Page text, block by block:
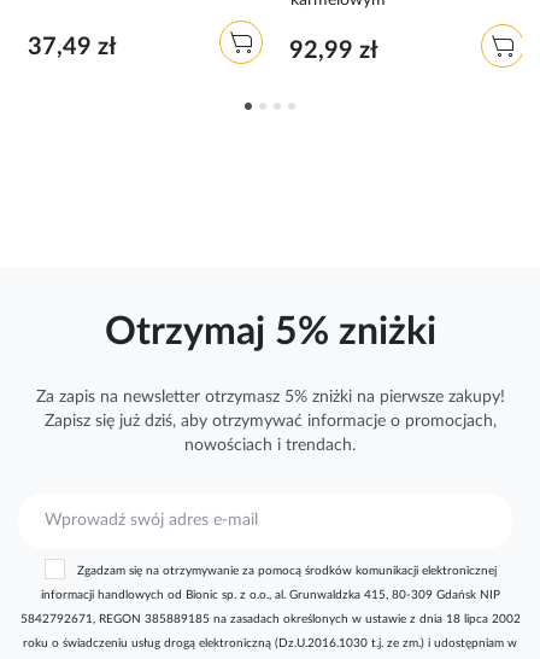
37,49 zł 92,99 zł
Otrzymaj 5% zniżki
Za zapis na newsletter otrzymasz 5% zniżki na pierwsze zakupy!
Zapisz się już dziś, aby otrzymywać informacjeo promocjach,
nowościach i trendach.
r
y
Zgadzam się na otrzymywanie za pomocą środków komunikacji elektronicznej
informacji handlowych od Bionic sp. z o.o., al. Grunwaldzka 415, 80-309 Gdańsk NIP
5842792671, REGON 385889185 na zasadach określonych w ustawie z dnia 18 lipca 2002
roku o świadczeniu usług drogą elektroniczną (Dz.U.2016.1030 t.j. ze zm.) i udostępniam w